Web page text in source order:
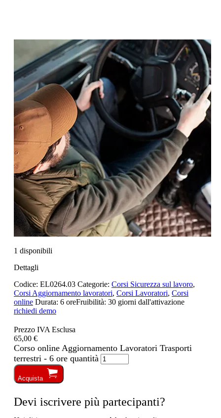
1 disponibili
Dettagli
Codice: EL0264.03 Categorie: Corsi Sicurezza sul lavoro,
Corsi Aggiornamento lavoratori, Corsi Lavoratori, Corsi
online Durata: 6 oreFruibilità: 30 giorni dall'attivazione
richiedi demo
Prezzo IVA Esclusa
65,00 €
Corso online Aggiornamento Lavoratori Trasporti
terrestri - 6 ore quantità
Acquista
Devi iscrivere più partecipanti?